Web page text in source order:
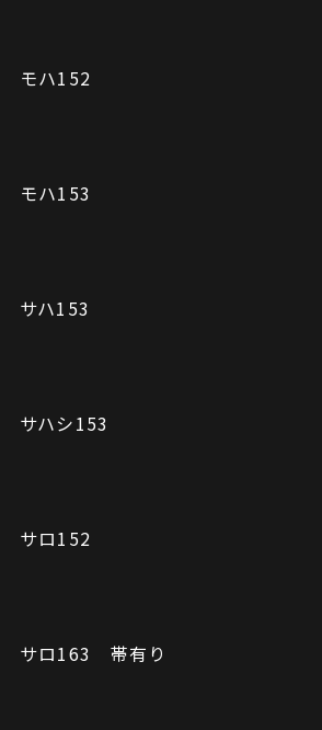
モハ152
モハ153
サハ153
サハシ153
サロ152
サロ163 帯有り